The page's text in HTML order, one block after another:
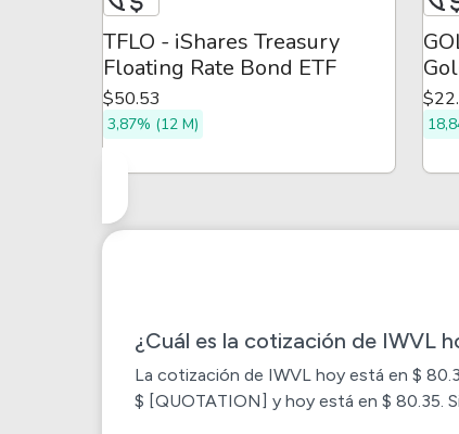
TFLO - iShares Treasury
Floating Rate Bond ETF
$50.53
3,87% (12 M)
¿Cuál es la cotización de IWVL
La cotización de IWVL hoy está en $
$ [QUOTATION] y hoy está en $ 80.35.